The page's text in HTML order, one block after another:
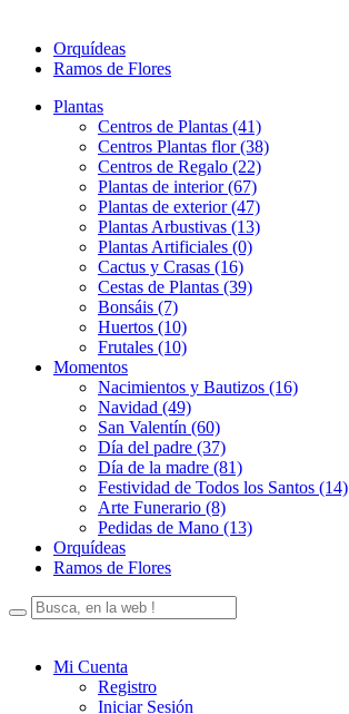
Orquídeas
Ramos de Flores
Plantas
Centros de Plantas (41)
Centros Plantas flor (38)
Centros de Regalo (22)
Plantas de interior (67)
Plantas de exterior (47)
Plantas Arbustivas (13)
Plantas Artificiales (0)
Cactus y Crasas (16)
Cestas de Plantas (39)
Bonsáis (7)
Huertos (10)
Frutales (10)
Momentos
Nacimientos y Bautizos (16)
Navidad (49)
San Valentín (60)
Día del padre (37)
Día de la madre (81)
Festividad de Todos los Santos (14)
Arte Funerario (8)
Pedidas de Mano (13)
Orquídeas
Ramos de Flores
Mi Cuenta
Registro
Iniciar Sesión